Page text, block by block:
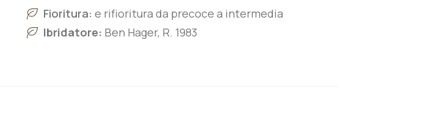
Fioritura: e rifioritura da precoce a intermedia
Ibridatore: Ben Hager, R. 1983